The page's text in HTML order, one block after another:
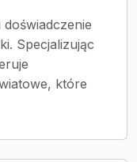
Specjalizując
które